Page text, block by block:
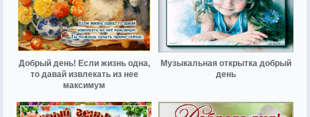
Добрый день! Если жизнь одна,
то давай извлекать из нее
максимум
Музыкальная открытка добрый
день